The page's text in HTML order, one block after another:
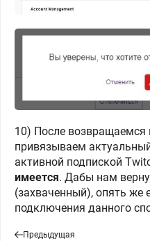
10) После возвращаемся
привязываем
активной подпиской
имеется. Дабы нам
(захваченный), опять же
подключения данного
Предыдущая